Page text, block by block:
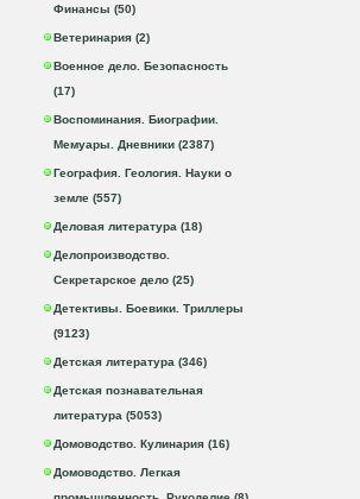
Финансы (50)
Ветеринария (2)
Военное дело. Безопасность
(17)
Воспоминания. Биографии.
Мемуары. Дневники (2387)
География. Геология. Науки о
земле (557)
Деловая литература (18)
Делопроизводство.
Секретарское дело (25)
Детективы. Боевики. Триллеры
(9123)
Детская литература (346)
Детская познавательная
литература (5053)
Домоводство. Кулинария (16)
Домоводство. Легкая